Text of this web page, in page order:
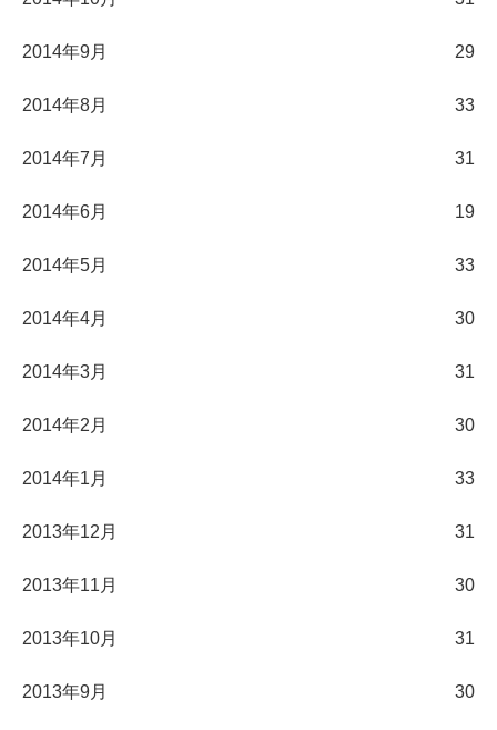
2014年9月 29
2014年8月 33
2014年7月 31
2014年6月 19
2014年5月 33
2014年4月 30
2014年3月 31
2014年2月 30
2014年1月 33
2013年12月 31
2013年11月 30
2013年10月 31
2013年9月 30